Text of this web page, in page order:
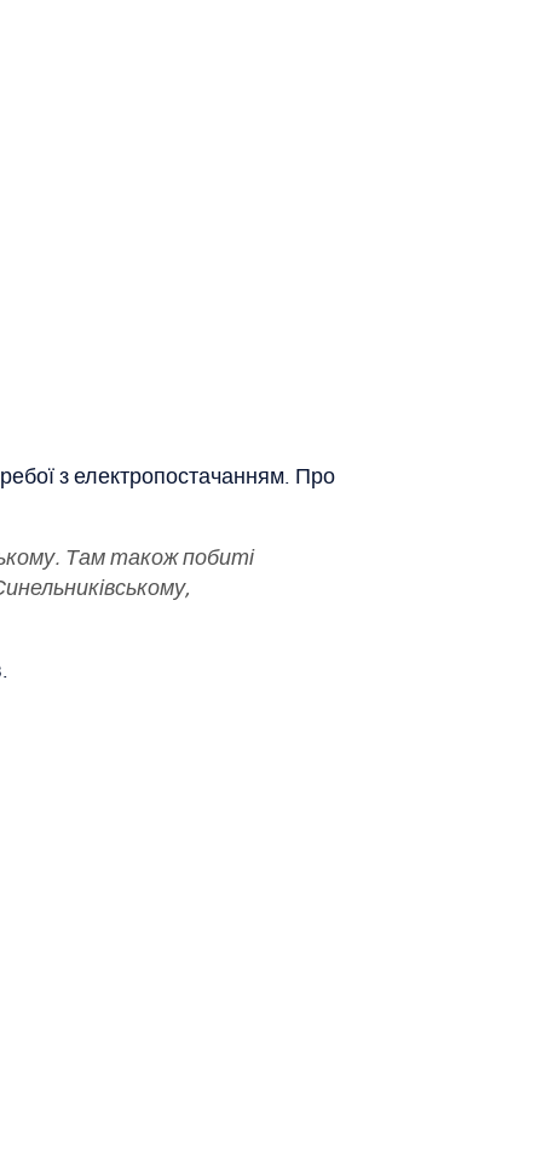
з електропостачанням. Про
Там також побиті